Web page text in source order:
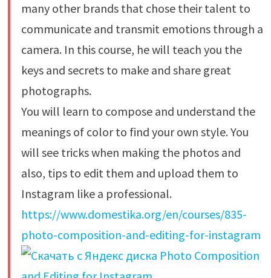
many other brands that chose their talent to
communicate and transmit emotions through a
camera. In this course, he will teach you the
keys and secrets to make and share great
photographs.
You will learn to compose and understand the
meanings of color to find your own style. You
will see tricks when making the photos and
also, tips to edit them and upload them to
Instagram like a professional.
https://www.domestika.org/en/courses/835-
photo-composition-and-editing-for-instagram